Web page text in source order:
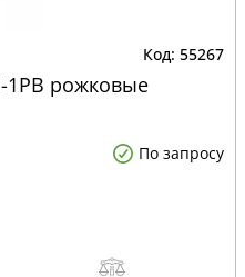
55267
1PB рожковые
По запросу